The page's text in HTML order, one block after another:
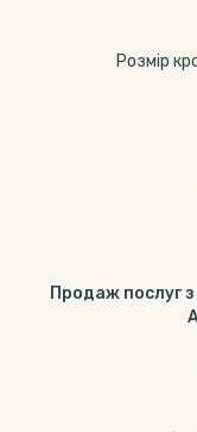
Розмір
Продаж послуг з